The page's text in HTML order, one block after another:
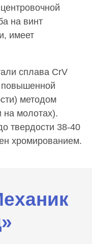
на винт
имеет
сплава CrV
повышенной
методом
на молотах).
твердости 38-40
хромированием.